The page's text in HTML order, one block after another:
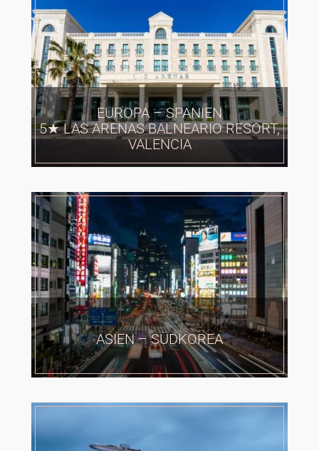
EUROPA – SPANIEN
5★ LAS ARENAS BALNEARIO RESORT,
VALENCIA
ASIEN – SÜDKOREA